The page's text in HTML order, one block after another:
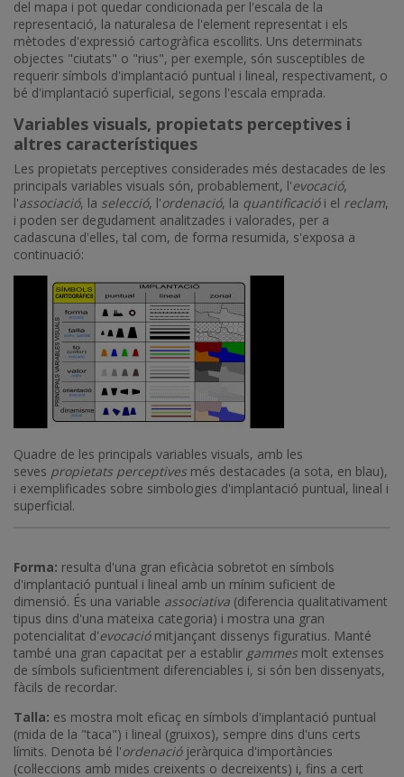
del mapa i pot quedar condicionada per l'escala de la
representació, la naturalesa de l'element representat i els
mètodes d'expressió cartogràfica escollits. Uns determinats
objectes "ciutats" o "rius", per exemple, són susceptibles de
requerir símbols d'implantació puntual i lineal, respectivament, o
bé d'implantació superficial, segons l'escala emprada.
Variables visuals, propietats perceptives i
altres característiques
Les propietats perceptives considerades més destacades de les
principals variables visuals són, probablement, l'evocació,
l'associació, la selecció, l'ordenació, la quantificaciói el reclam,
i poden ser degudament analitzades i valorades, per a
cadascuna d'elles, tal com, de forma resumida, s'exposa a
continuació:
Imatge
Quadre de les principals variables visuals, amb les
seves propietats perceptives més destacades (a sota, en blau),
i exemplificades sobre simbologies d'implantació puntual, lineal i
superficial.
Forma: resulta d'una gran eficàcia sobretot en símbols
d'implantació puntual i lineal amb un mínim suficient de
dimensió. És una variable associativa (diferencia qualitativament
tipus dins d'una mateixa categoria) i mostra una gran
potencialitat d'evocaciómitjançant dissenys figuratius. Manté
també una gran capacitat per a establir gammes molt extenses
de símbols suficientment diferenciables i, si són ben dissenyats,
fàcils de recordar.
Talla: es mostra molt eficaç en símbols d'implantació puntual
(mida de la "taca") i lineal (gruixos), sempre dins d'uns certs
límits. Denota bé l'ordenaciójeràrquica d'importàncies
(col·leccions amb mides creixents o decreixents) i, fins a cert